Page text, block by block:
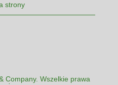
strony
Company. Wszelkie prawa